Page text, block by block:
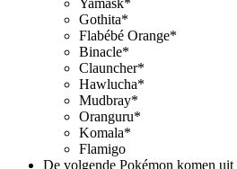
Yamask*
Gothita*
Flabébé Orange*
Binacle*
Clauncher*
Hawlucha*
Mudbray*
Oranguru*
Komala*
Flamigo
De volgende Pokémon komen uit